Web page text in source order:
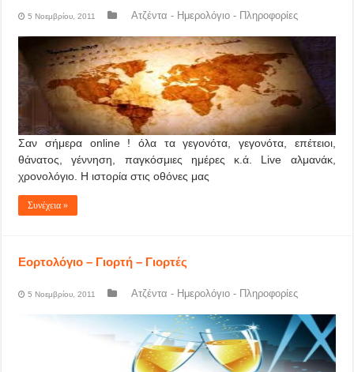
5 Νοεμβρίου, 2011 Ατζέντα - Ημερολόγιο - Πληροφορίες
Σαν σήμερα online ! όλα τα γεγονότα, γεγονότα, επέτειοι,
θάνατος, γέννηση, παγκόσμιες ημέρες κ.ά. Live αλμανάκ,
χρονολόγιο. Η ιστορία στις οθόνες μας
Συνέχεια »
Εορτολόγιο – Γιορτή – Γιορτές
5 Νοεμβρίου, 2011 Ατζέντα - Ημερολόγιο - Πληροφορίες